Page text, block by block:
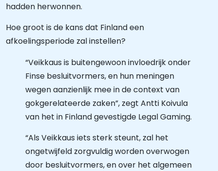
hadden herwonnen.
Hoe groot is de kans dat Finland een
afkoelingsperiode zal instellen?
“Veikkaus is buitengewoon invloedrijk onder
Finse besluitvormers, en hun meningen
wegen aanzienlijk mee in de context van
gokgerelateerde zaken”, zegt Antti Koivula
van het in Finland gevestigde Legal Gaming.
“Als Veikkaus iets sterk steunt, zal het
ongetwijfeld zorgvuldig worden overwogen
door besluitvormers, en over het algemeen